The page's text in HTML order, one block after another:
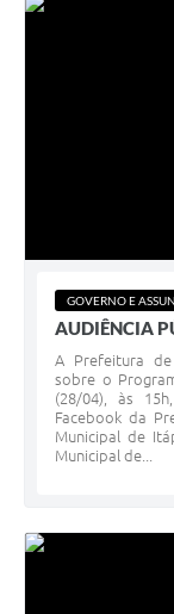
GOVERNO E
AUDIÊNCIA
A Prefeitura de
sobre o
(28/04), às
Facebook da
Municipal de
Municipal de...